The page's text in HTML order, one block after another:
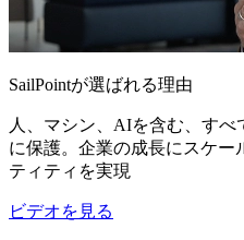
SailPointが選ばれる理由
人、マシン、AIを含む、す
に保護。企業の成長にスケー
ティティを実現
ビデオを見る